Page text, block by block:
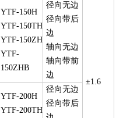
YTF-150H
YTF-150TH
YTF-150ZH
YTF-
150ZHB
径向无边
径向带后
边
轴向无边
轴向带前
边
±1.6
YTF-200H
YTF-200TH
径向无边
径向带后